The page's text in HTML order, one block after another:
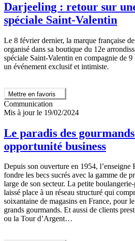
Darjeeling : retour sur
spéciale Saint-Valentin
Le 8 février dernier, la marque française
organisé dans sa boutique du 12e
spéciale Saint-Valentin en compagnie de
un événement exclusif et intimiste.
Mettre en favoris
Communication
Mis à jour le 19/02/2024
Le paradis des
opportunité business
Depuis son ouverture en 1954, l’enseigne
fondre les becs sucrés avec la gamme de
large de son secteur. La petite
laissé place à un réseau structuré qui
soixantaine de magasins en France, pour
grands gourmands. Et aussi de clients
ou la Tour d’Argent…